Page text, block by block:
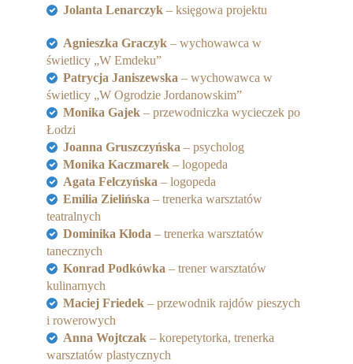
Kontakt
Rekrutacja Widzew
MALUCH PLUS
Zapytania ofertowe
Jolanta Lenarczyk – księgowa projektu
Agnieszka Graczyk – wychowawca w
świetlicy „W Emdeku”
Patrycja Janiszewska – wychowawca w
świetlicy „W Ogrodzie Jordanowskim”
Monika Gajek – przewodniczka wycieczek po
Łodzi
Joanna Gruszczyńska – psycholog
Monika Kaczmarek – logopeda
Agata Felczyńska – logopeda
Emilia Zielińska – trenerka warsztatów
teatralnych
Dominika Kłoda – trenerka warsztatów
tanecznych
Konrad Podkówka – trener warsztatów
kulinarnych
Maciej Friedek – przewodnik rajdów pieszych
i rowerowych
Anna Wojtczak – korepetytorka, trenerka
warsztatów plastycznych